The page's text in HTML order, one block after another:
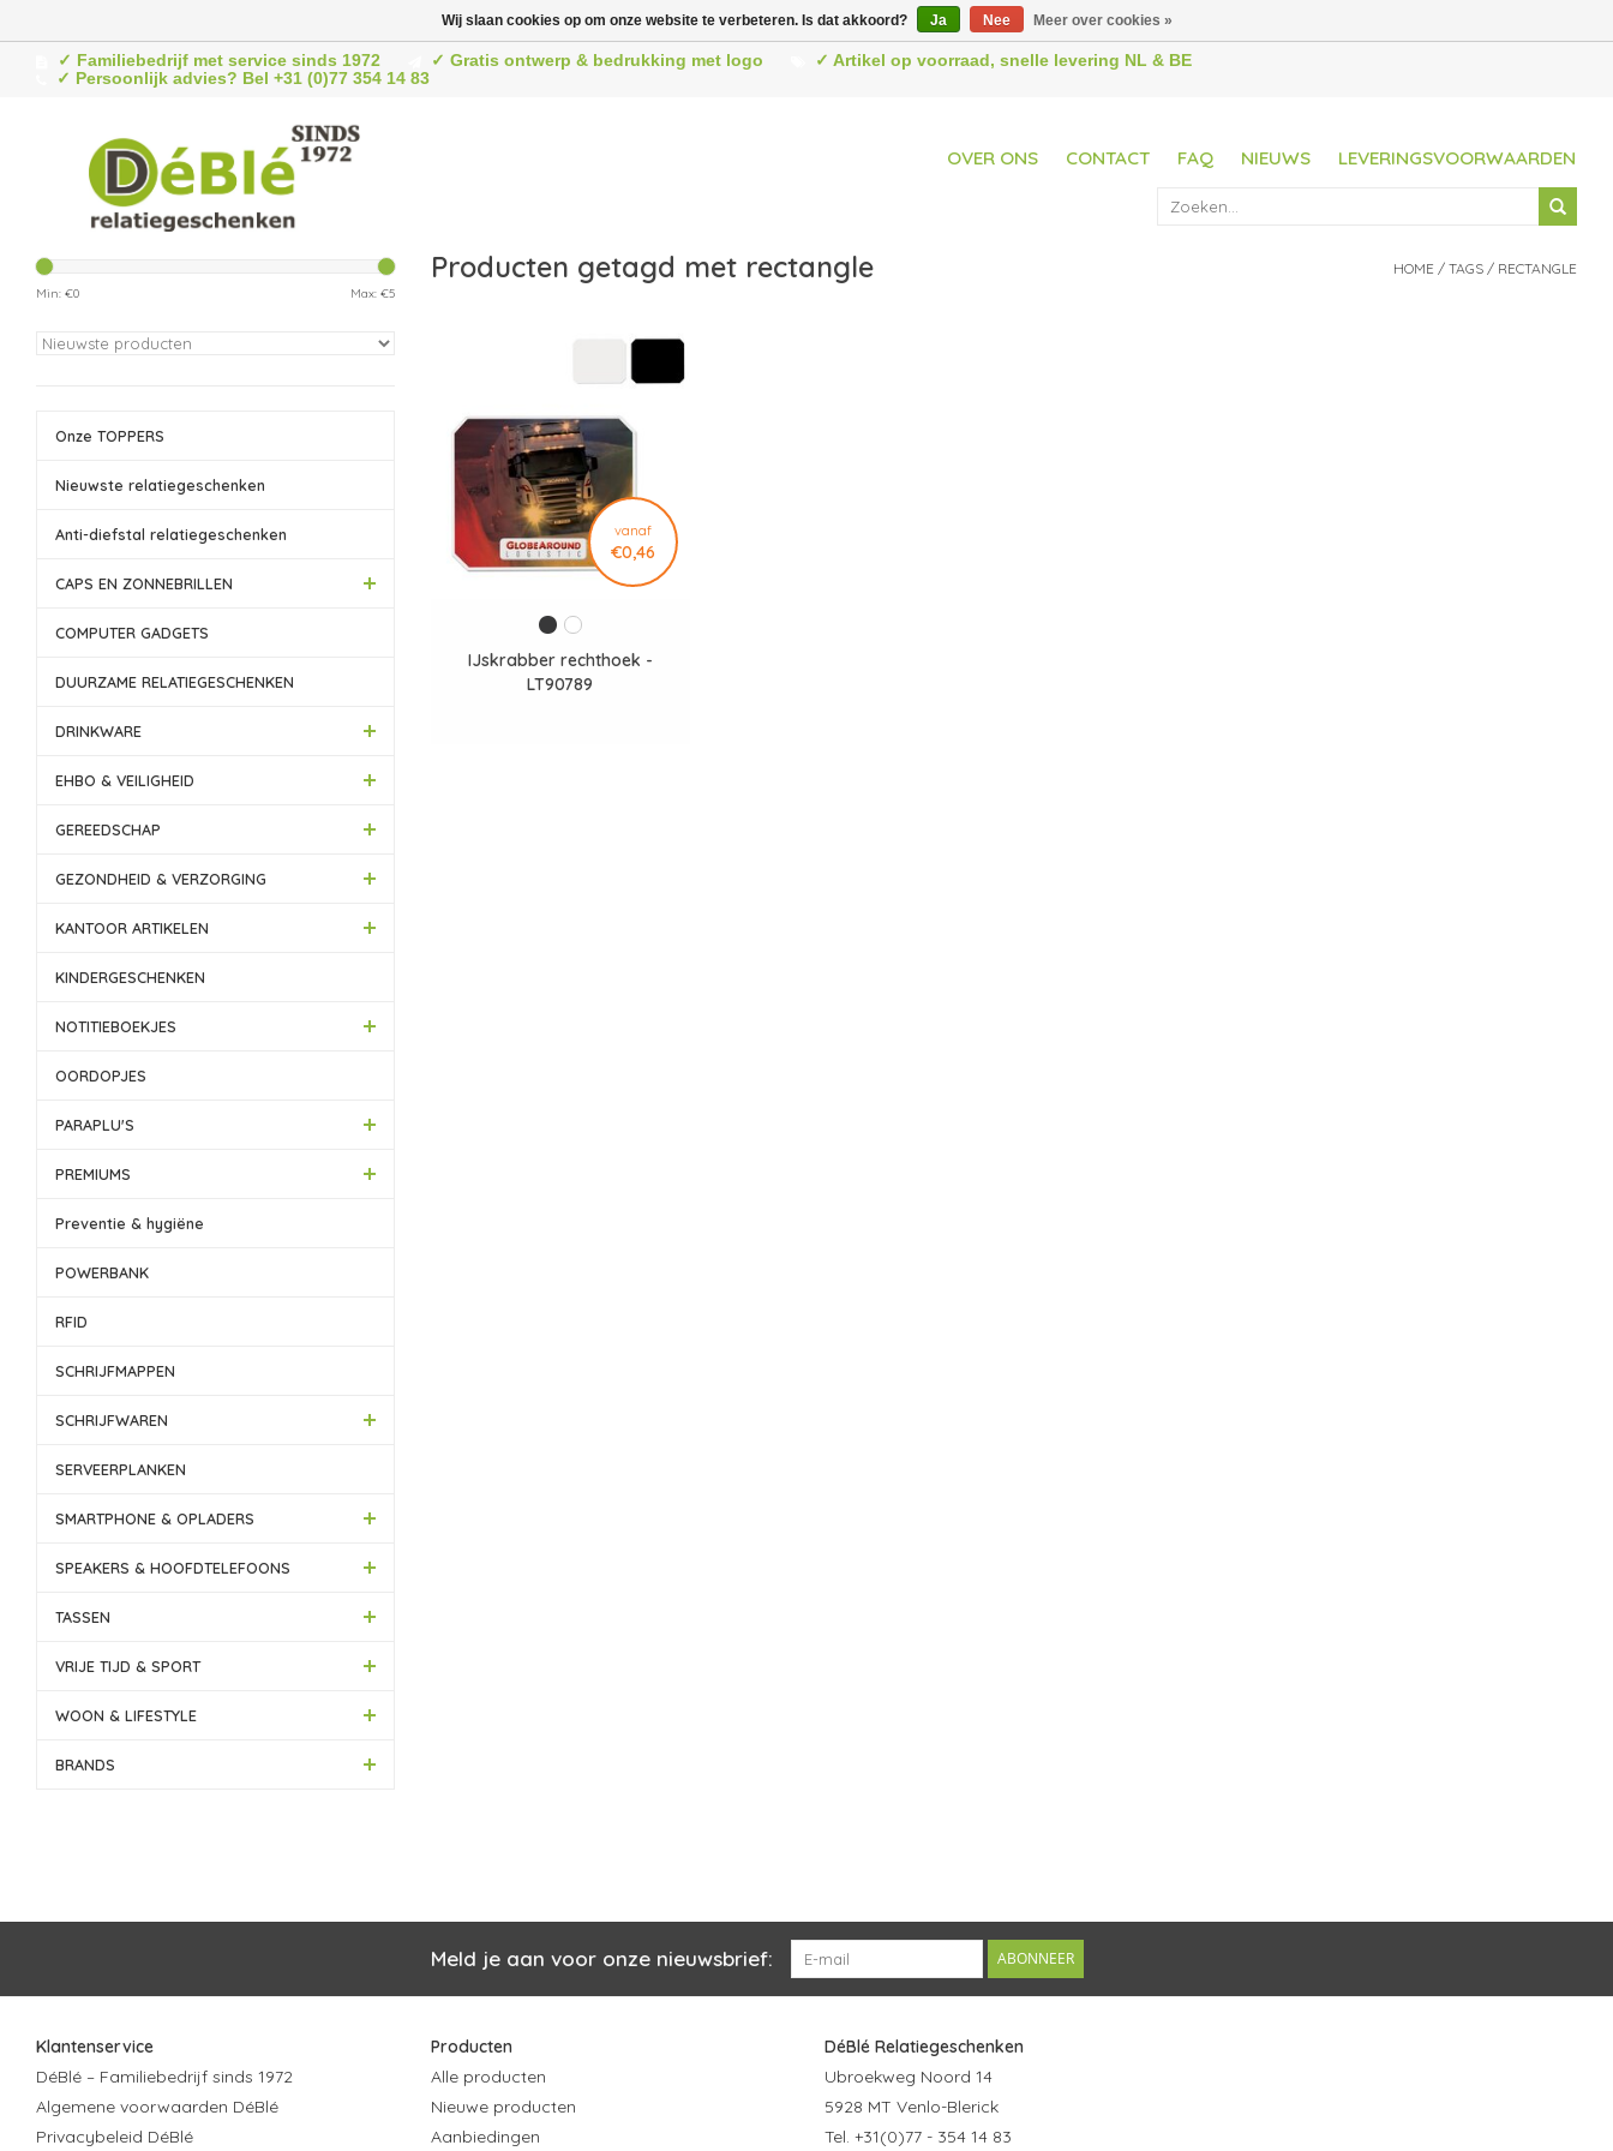
✓ Familiebedrijf met service sinds 1972 ✓ Gratis ontwerp & bedrukking met logo
✓ Artikel op voorraad, snelle levering NL & BE
✓ Persoonlijk advies? Bel +31 (0)77 354 14 83
OVER ONS CONTACT FAQ NIEUWS LEVERINGSVOORWAARDEN
Min: €0 Max: €5
Onze TOPPERS
Nieuwste relatiegeschenken
Anti-diefstal relatiegeschenken
CAPS EN ZONNEBRILLEN
COMPUTER GADGETS
DUURZAME RELATIEGESCHENKEN
DRINKWARE
EHBO & VEILIGHEID
GEREEDSCHAP
GEZONDHEID & VERZORGING
KANTOOR ARTIKELEN
KINDERGESCHENKEN
NOTITIEBOEKJES
OORDOPJES
PARAPLU'S
PREMIUMS
Preventie & hygiëne
POWERBANK
RFID
SCHRIJFMAPPEN
SCHRIJFWAREN
SERVEERPLANKEN
SMARTPHONE & OPLADERS
SPEAKERS & HOOFDTELEFOONS
TASSEN
VRIJE TIJD & SPORT
WOON & LIFESTYLE
BRANDS
Producten getagd met rectangle HOME / TAGS / RECTANGLE
vanaf
€0,46
IJskrabber rechthoek -
LT90789
Meld je aan voor onze nieuwsbrief: ABONNEER
Klantenservice
DéBlé – Familiebedrijf sinds 1972
Algemene voorwaarden DéBlé
Privacybeleid DéBlé
Producten
Alle producten
Nieuwe producten
Aanbiedingen
DéBlé Relatiegeschenken
Ubroekweg Noord 14
5928 MT Venlo-Blerick
Tel. +31(0)77 - 354 14 83
Wij slaan cookies op om onze website te verbeteren. Is dat akkoord? Ja Nee Meer over cookies »